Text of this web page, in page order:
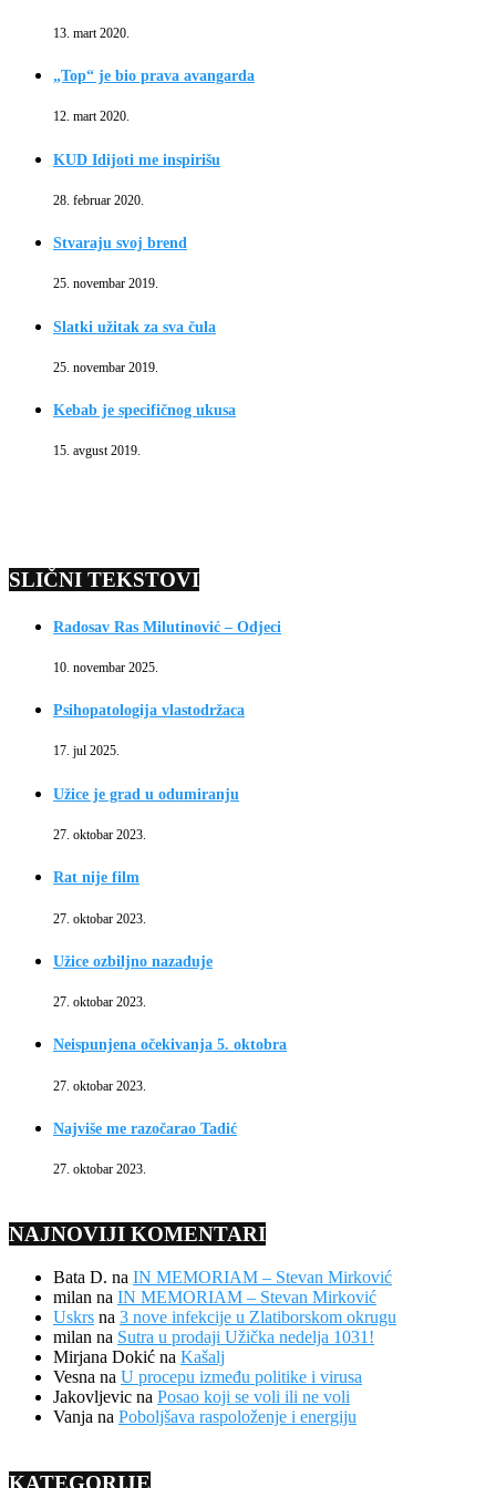
13. mart 2020.
„Top“ je bio prava avangarda
12. mart 2020.
KUD Idijoti me inspirišu
28. februar 2020.
Stvaraju svoj brend
25. novembar 2019.
Slatki užitak za sva čula
25. novembar 2019.
Kebab je specifičnog ukusa
15. avgust 2019.
SLIČNI TEKSTOVI
Radosav Ras Milutinović – Odjeci
10. novembar 2025.
Psihopatologija vlastodržaca
17. jul 2025.
Užice je grad u odumiranju
27. oktobar 2023.
Rat nije film
27. oktobar 2023.
Užice ozbiljno nazaduje
27. oktobar 2023.
Neispunjena očekivanja 5. oktobra
27. oktobar 2023.
Najviše me razočarao Tadić
27. oktobar 2023.
NAJNOVIJI KOMENTARI
Bata D. na IN MEMORIAM – Stevan Mirković
milan na IN MEMORIAM – Stevan Mirković
Uskrs na 3 nove infekcije u Zlatiborskom okrugu
milan na Sutra u prodaji Užička nedelja 1031!
Mirjana Dokić na Kašalj
Vesna na U procepu između politike i virusa
Jakovljevic na Posao koji se voli ili ne voli
Vanja na Poboljšava raspoloženje i energiju
KATEGORIJE